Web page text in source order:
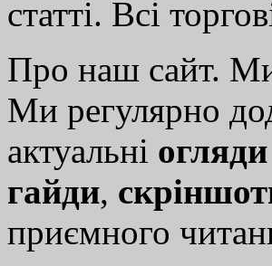
статті. Всі
Про наш сайт.
Ми регулярно
актуальні огляди
гайди,
приємного